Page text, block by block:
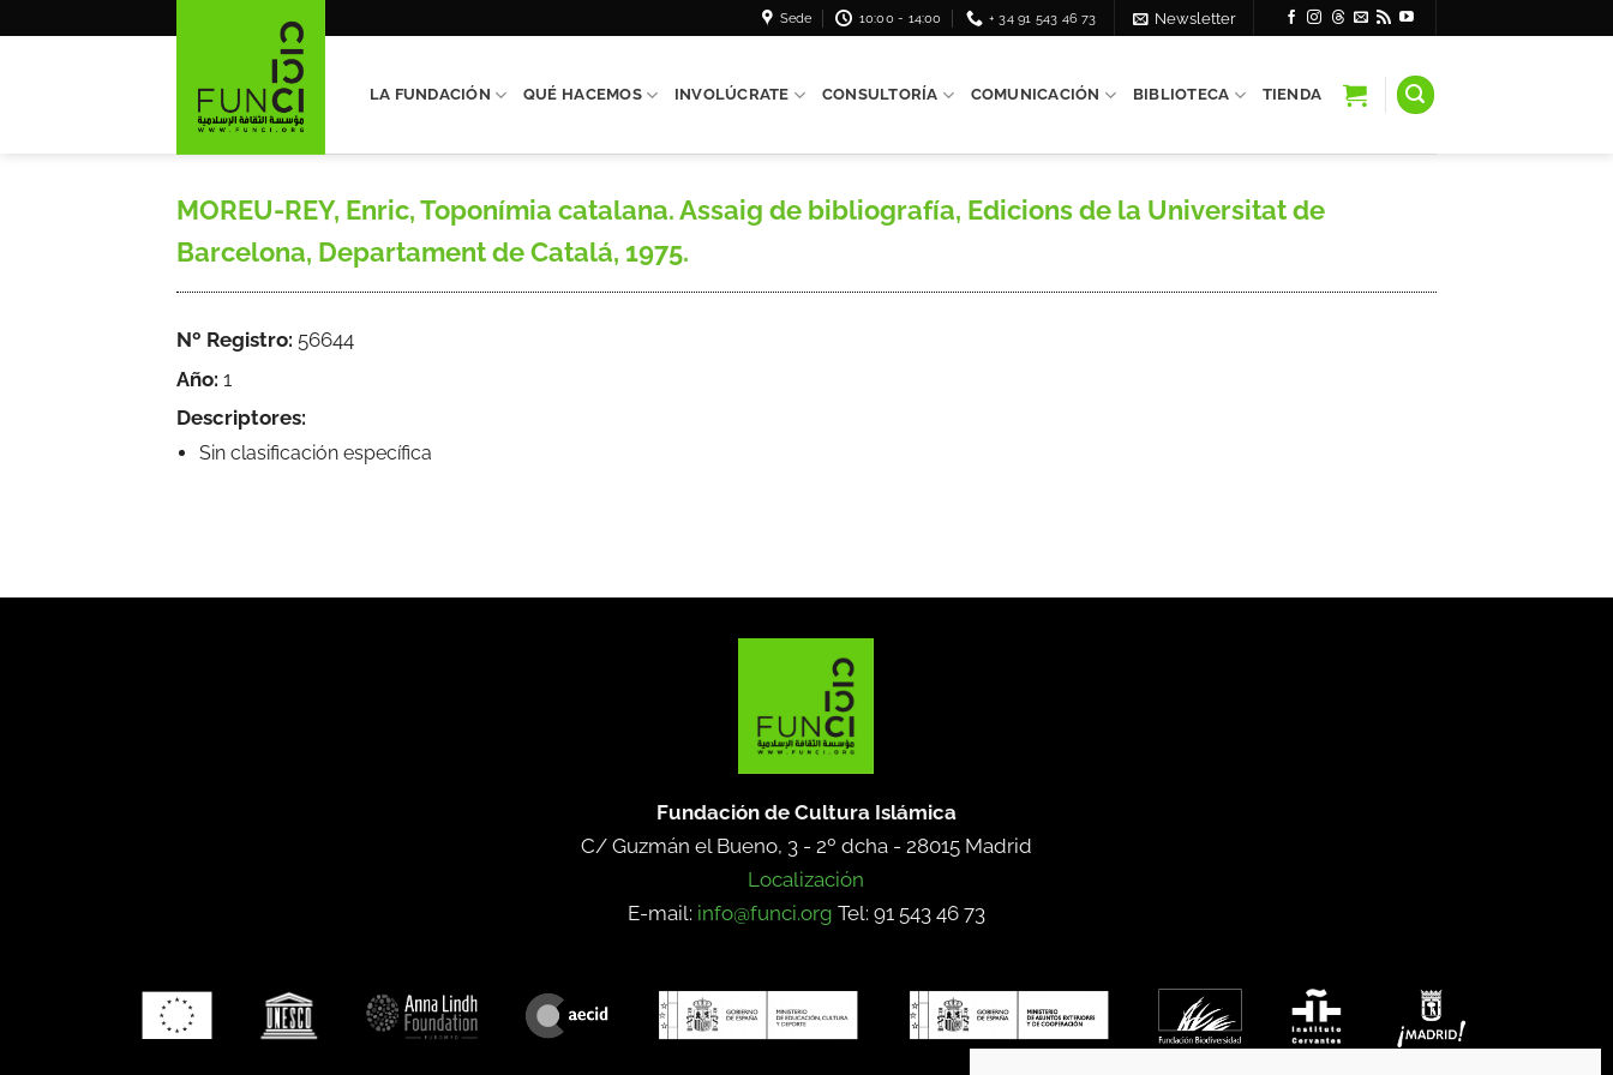
Sede 10:00 - 14:00 + 34 91 543 46 73 Newsletter
LA FUNDACIÓN QUÉ HACEMOS INVOLÚCRATE CONSULTORÍA COMUNICACIÓN BIBLIOTECA TIENDA
MOREU-REY, Enric, Toponímia catalana. Assaig de bibliografía, Edicions de la Universitat de
Barcelona, Departament de Catalá, 1975.
Nº Registro: 56644
Año: 1
Descriptores:
Sin clasificación específica
Fundación de Cultura Islámica
C/ Guzmán el Bueno, 3 - 2º dcha - 28015 Madrid
Localización
E-mail: info@funci.org Tel: 91 543 46 73